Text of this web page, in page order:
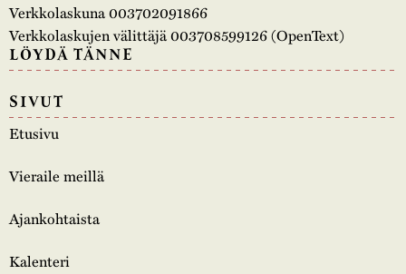
Verkkolaskuna 003702091866
Verkkolaskujen välittäjä 003708599126 (OpenText)
LÖYDÄ TÄNNE
SIVUT
Etusivu
Vieraile meillä
Ajankohtaista
Kalenteri